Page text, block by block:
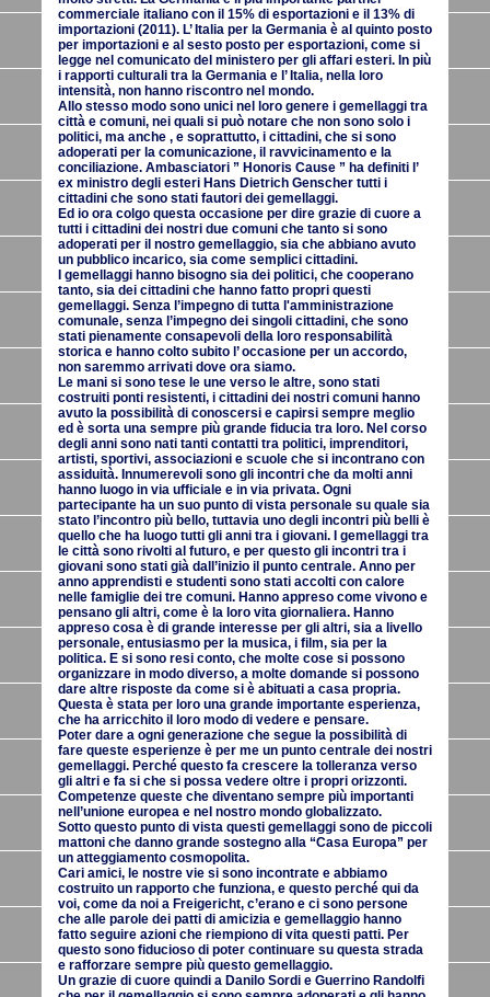
commerciale italiano con il 15% di esportazioni e il 13% di
importazioni (2011). L’ Italia per la Germania è al quinto posto
per importazioni e al sesto posto per esportazioni, come si
legge nel comunicato del ministero per gli affari esteri. In più
i rapporti culturali tra la Germania e l’ Italia, nella loro
intensità, non hanno riscontro nel mondo.
Allo stesso modo sono unici nel loro genere i gemellaggi tra
città e comuni, nei quali si può notare che non sono solo i
politici, ma anche , e soprattutto, i cittadini, che si sono
adoperati per la comunicazione, il ravvicinamento e la
conciliazione. Ambasciatori ” Honoris Cause ” ha definiti l’
ex ministro degli esteri Hans Dietrich Genscher tutti i
cittadini che sono stati fautori dei gemellaggi.
Ed io ora colgo questa occasione per dire grazie di cuore a
tutti i cittadini dei nostri due comuni che tanto si sono
adoperati per il nostro gemellaggio, sia che abbiano avuto
un pubblico incarico, sia come semplici cittadini.
I gemellaggi hanno bisogno sia dei politici, che cooperano
tanto, sia dei cittadini che hanno fatto propri questi
gemellaggi. Senza l’impegno di tutta l'amministrazione
comunale, senza l’impegno dei singoli cittadini, che sono
stati pienamente consapevoli della loro responsabilità
storica e hanno colto subito l’ occasione per un accordo,
non saremmo arrivati dove ora siamo.
Le mani si sono tese le une verso le altre, sono stati
costruiti ponti resistenti, i cittadini dei nostri comuni hanno
avuto la possibilità di conoscersi e capirsi sempre meglio
ed è sorta una sempre più grande fiducia tra loro. Nel corso
degli anni sono nati tanti contatti tra politici, imprenditori,
artisti, sportivi, associazioni e scuole che si incontrano con
assiduità. Innumerevoli sono gli incontri che da molti anni
hanno luogo in via ufficiale e in via privata. Ogni
partecipante ha un suo punto di vista personale su quale sia
stato l’incontro più bello, tuttavia uno degli incontri più belli è
quello che ha luogo tutti gli anni tra i giovani. I gemellaggi tra
le città sono rivolti al futuro, e per questo gli incontri tra i
giovani sono stati già dall’inizio il punto centrale. Anno per
anno apprendisti e studenti sono stati accolti con calore
nelle famiglie dei tre comuni. Hanno appreso come vivono e
pensano gli altri, come è la loro vita giornaliera. Hanno
appreso cosa è di grande interesse per gli altri, sia a livello
personale, entusiasmo per la musica, i film, sia per la
politica. E si sono resi conto, che molte cose si possono
organizzare in modo diverso, a molte domande si possono
dare altre risposte da come si è abituati a casa propria.
Questa è stata per loro una grande importante esperienza,
che ha arricchito il loro modo di vedere e pensare.
Poter dare a ogni generazione che segue la possibilità di
fare queste esperienze è per me un punto centrale dei nostri
gemellaggi. Perché questo fa crescere la tolleranza verso
gli altri e fa si che si possa vedere oltre i propri orizzonti.
Competenze queste che diventano sempre più importanti
nell’unione europea e nel nostro mondo globalizzato.
Sotto questo punto di vista questi gemellaggi sono de piccoli
mattoni che danno grande sostegno alla “Casa Europa” per
un atteggiamento cosmopolita.
Cari amici, le nostre vie si sono incontrate e abbiamo
costruito un rapporto che funziona, e questo perché qui da
voi, come da noi a Freigericht, c’erano e ci sono persone
che alle parole dei patti di amicizia e gemellaggio hanno
fatto seguire azioni che riempiono di vita questi patti. Per
questo sono fiducioso di poter continuare su questa strada
e rafforzare sempre più questo gemellaggio.
Un grazie di cuore quindi a Danilo Sordi e Guerrino Randolfi